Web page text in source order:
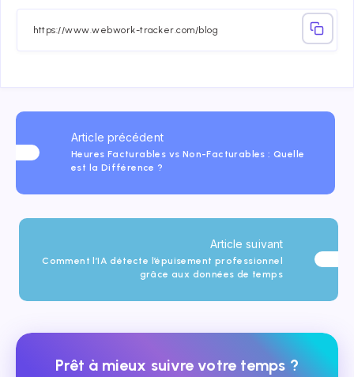
Article précédent
Heures Facturables vs Non-Facturables : Quelle
est la Différence ?
Article suivant
Comment l’IA détecte l’épuisement professionnel
grâce aux données de temps
Prêt à mieux suivre votre temps ?